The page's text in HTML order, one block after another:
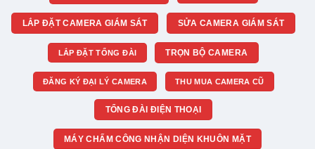
LẮP ĐẶT CAMERA GIÁM SÁT SỬA CAMERA GIÁM SÁT
LẮP ĐẶT TỔNG ĐÀI TRỌN BỘ CAMERA
ĐĂNG KÝ ĐẠI LÝ CAMERA THU MUA CAMERA CŨ
TỔNG ĐÀI ĐIỆN THOẠI
MÁY CHẤM CÔNG NHẬN DIỆN KHUÔN MẶT